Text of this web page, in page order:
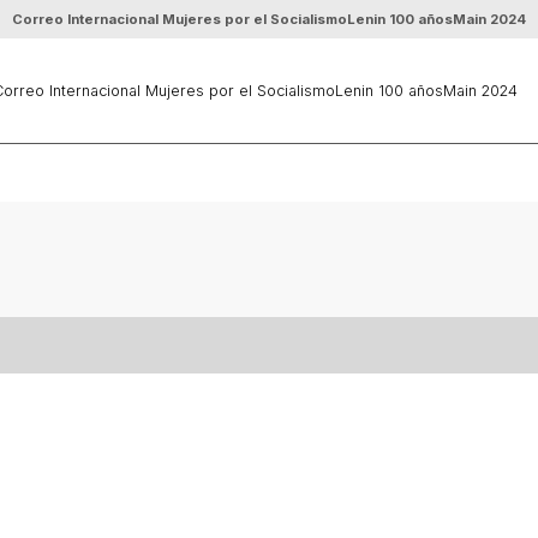
Correo Internacional Mujeres por el SocialismoLenin 100 añosMain 2024
Internacional Mujeres por el SocialismoLenin 100 añosMain 2024